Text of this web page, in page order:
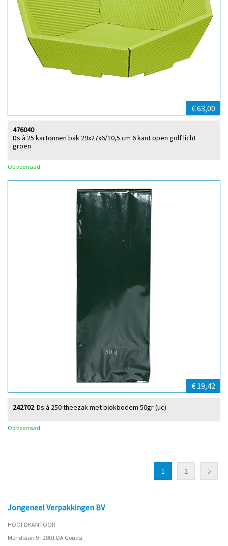
€ 63,00
Ds à 25 kartonnen bak 29x27x6/10,5 cm 6 kant open golf licht
groen
476040
Op voorraad
€ 19,42
Ds à 250 theezak met blokbodem 50gr (uc)
242702
Op voorraad
1 2
Jongeneel Verpakkingen BV
HOOFDKANTOOR
Meridiaan 9 - 2801 DA Gouda